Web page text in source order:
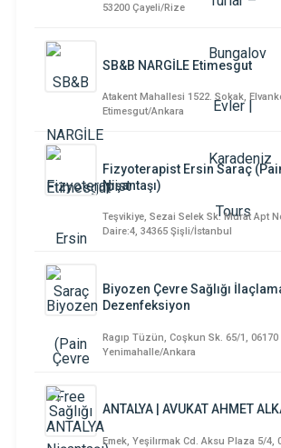
53200 Çayeli/Rize
SB&B NARGİLE Etimesgut
Atakent Mahallesi 1522. Sokak,
Etimesgut/Ankara
Fizyoterapist Ersin Saraç
Nişantaşı)
Teşvikiye, Sezai Selek Sk. Murat Apt
Daire:4, 34365 Şişli/İstanbul
Biyozen Çevre Sağlığı
Dezenfeksiyon
Ragıp Tüzün, Coşkun Sk. 65/1, 06170
Yenimahalle/Ankara
ANTALYA | AVUKAT AHMET
Emek, Yeşilırmak Cd. Aksu Plaza 5/4,